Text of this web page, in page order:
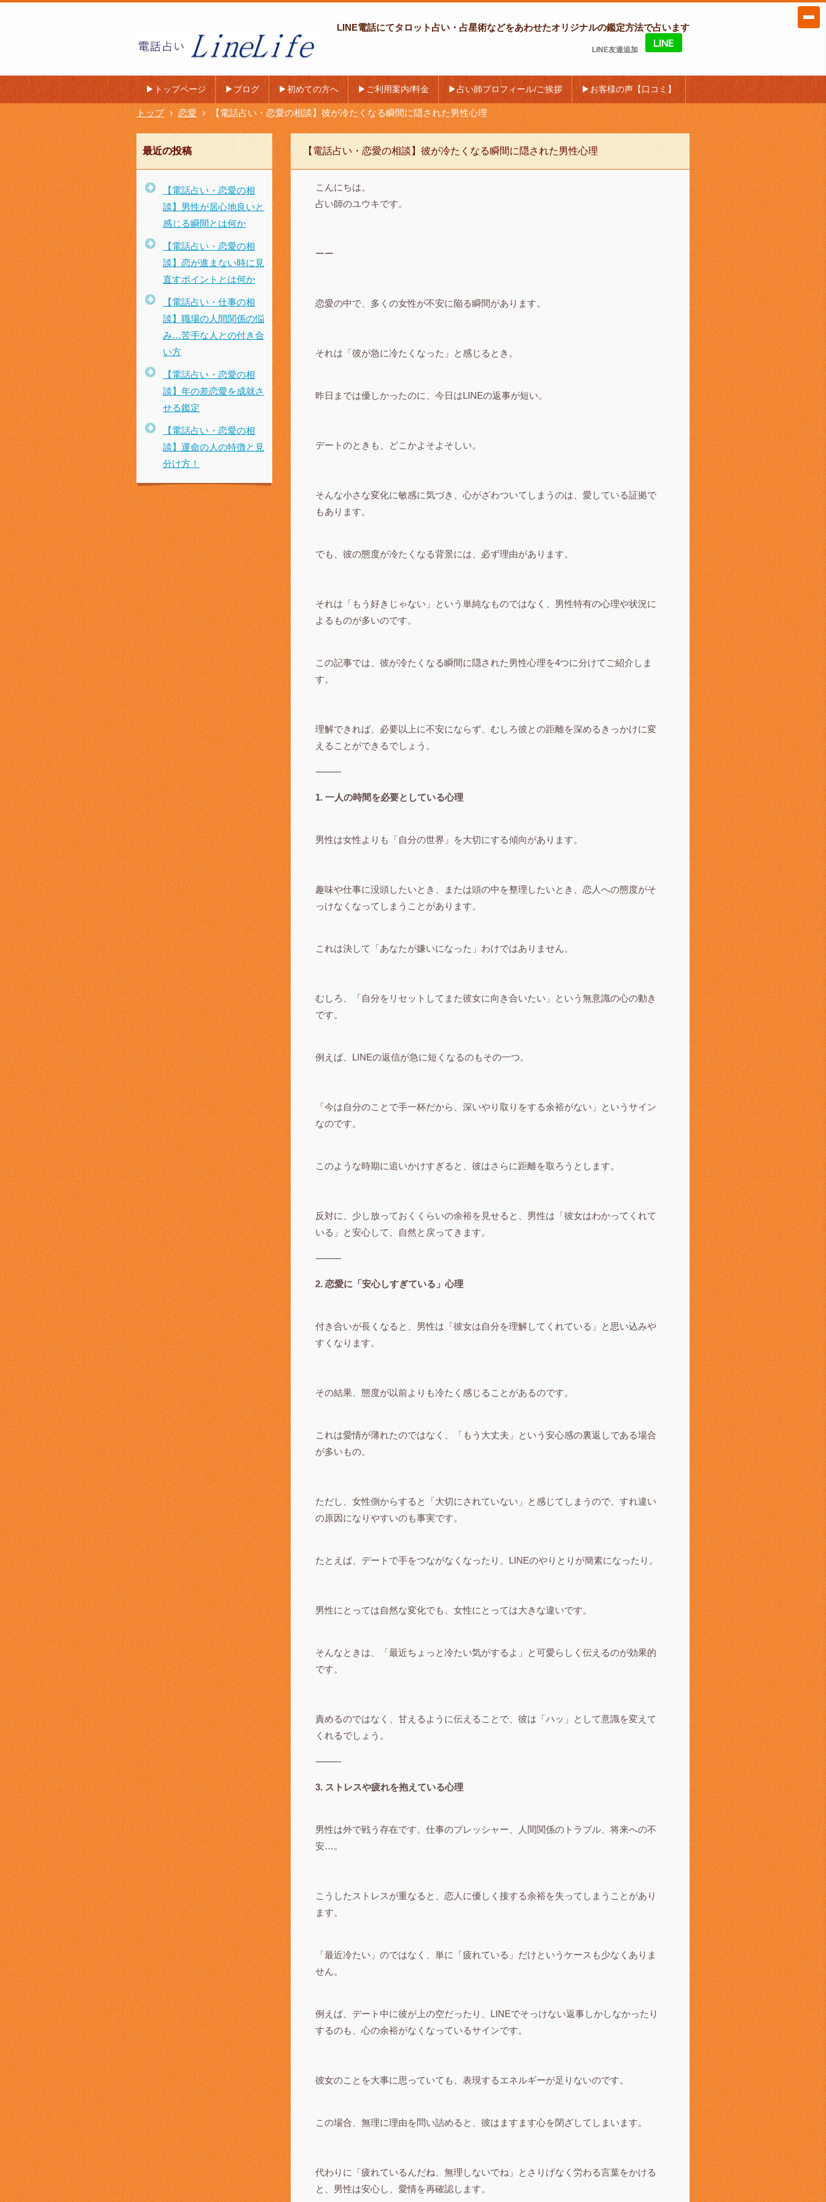
フ〜
LINE電話にてタロット占い・占星術などをあわせたオリジナルの鑑定方法で占います
LINE友達追加
▶トップページ ▶ブログ ▶初めての方へ ▶ご利用案内/料金 ▶占い師プロフィール/ご挨拶 ▶お客様の声【口コミ】
トップ › 恋愛 › 【電話占い・恋愛の相談】彼が冷たくなる瞬間に隠された男性心理
【電話占い・恋愛の相談】彼が冷たくなる瞬間に隠された男性心理
こんにちは。
占い師のユウキです。
ーー
恋愛の中で、多くの女性が不安に陥る瞬間があります。
それは「彼が急に冷たくなった」と感じるとき。
昨日までは優しかったのに、今日はLINEの返事が短い。
デートのときも、どこかよそよそしい。
そんな小さな変化に敏感に気づき、心がざわついてしまうのは、愛している証拠で
もあります。
でも、彼の態度が冷たくなる背景には、必ず理由があります。
それは「もう好きじゃない」という単純なものではなく、男性特有の心理や状況に
よるものが多いのです。
この記事では、彼が冷たくなる瞬間に隠された男性心理を4つに分けてご紹介しま
す。
理解できれば、必要以上に不安にならず、むしろ彼との距離を深めるきっかけに変
えることができるでしょう。
⸻
1. 一人の時間を必要としている心理
男性は女性よりも「自分の世界」を大切にする傾向があります。
趣味や仕事に没頭したいとき、または頭の中を整理したいとき、恋人への態度がそ
っけなくなってしまうことがあります。
これは決して「あなたが嫌いになった」わけではありません。
むしろ、「自分をリセットしてまた彼女に向き合いたい」という無意識の心の動き
です。
例えば、LINEの返信が急に短くなるのもその一つ。
「今は自分のことで手一杯だから、深いやり取りをする余裕がない」というサイン
なのです。
このような時期に追いかけすぎると、彼はさらに距離を取ろうとします。
反対に、少し放っておくくらいの余裕を見せると、男性は「彼女はわかってくれて
いる」と安心して、自然と戻ってきます。
⸻
2. 恋愛に「安心しすぎている」心理
付き合いが長くなると、男性は「彼女は自分を理解してくれている」と思い込みや
すくなります。
その結果、態度が以前よりも冷たく感じることがあるのです。
これは愛情が薄れたのではなく、「もう大丈夫」という安心感の裏返しである場合
が多いもの。
ただし、女性側からすると「大切にされていない」と感じてしまうので、すれ違い
の原因になりやすいのも事実です。
たとえば、デートで手をつながなくなったり、LINEのやりとりが簡素になったり。
男性にとっては自然な変化でも、女性にとっては大きな違いです。
そんなときは、「最近ちょっと冷たい気がするよ」と可愛らしく伝えるのが効果的
です。
責めるのではなく、甘えるように伝えることで、彼は「ハッ」として意識を変えて
くれるでしょう。
⸻
3. ストレスや疲れを抱えている心理
男性は外で戦う存在です。仕事のプレッシャー、人間関係のトラブル、将来への不
安…。
こうしたストレスが重なると、恋人に優しく接する余裕を失ってしまうことがあり
ます。
「最近冷たい」のではなく、単に「疲れている」だけというケースも少なくありま
せん。
例えば、デート中に彼が上の空だったり、LINEでそっけない返事しかしなかったり
するのも、心の余裕がなくなっているサインです。
彼女のことを大事に思っていても、表現するエネルギーが足りないのです。
この場合、無理に理由を問い詰めると、彼はますます心を閉ざしてしまいます。
代わりに「疲れているんだね、無理しないでね」とさりげなく労わる言葉をかける
と、男性は安心し、愛情を再確認します。
最近の投稿
【電話占い・恋愛の相
談】男性が居心地良いと
感じる瞬間とは何か
【電話占い・恋愛の相
談】恋が進まない時に見
直すポイントとは何か
【電話占い・仕事の相
談】職場の人間関係の悩
み…苦手な人との付き合
い方
【電話占い・恋愛の相
談】年の差恋愛を成就さ
せる鑑定
【電話占い・恋愛の相
談】運命の人の特徴と見
分け方！